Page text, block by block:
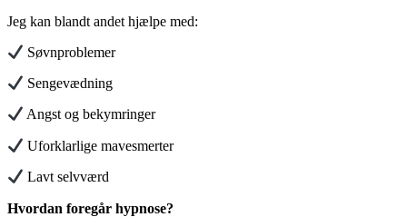
Jeg kan blandt andet hjælpe med:
Søvnproblemer
Sengevædning
Angst og bekymringer
Uforklarlige mavesmerter
Lavt selvværd
Hvordan foregår hypnose?